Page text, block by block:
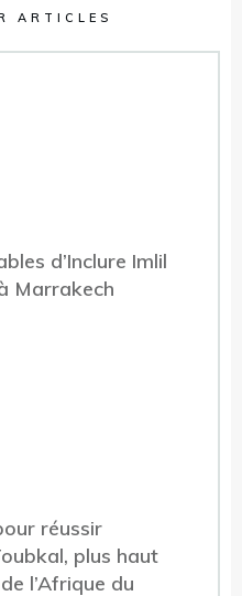
ARTICLES
d’Inclure Imlil
Marrakech
réussir
plus haut
l’Afrique du